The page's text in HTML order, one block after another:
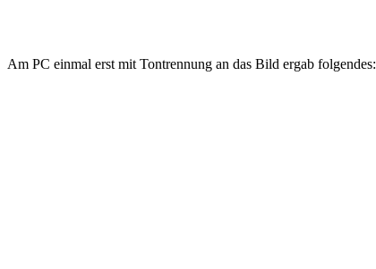
Am PC einmal erst mit Tontrennung an das Bild ergab folgendes: